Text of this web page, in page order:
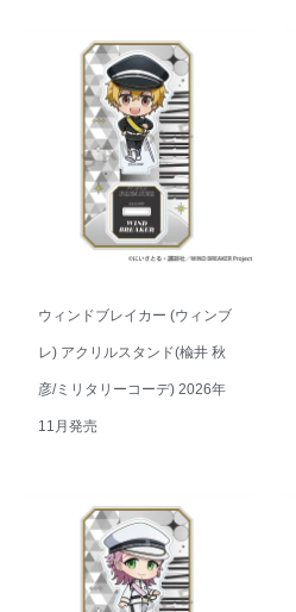
ウィンドブレイカー (ウィンブ
レ) アクリルスタンド(楡井 秋
彦/ミリタリーコーデ) 2026年
11月発売